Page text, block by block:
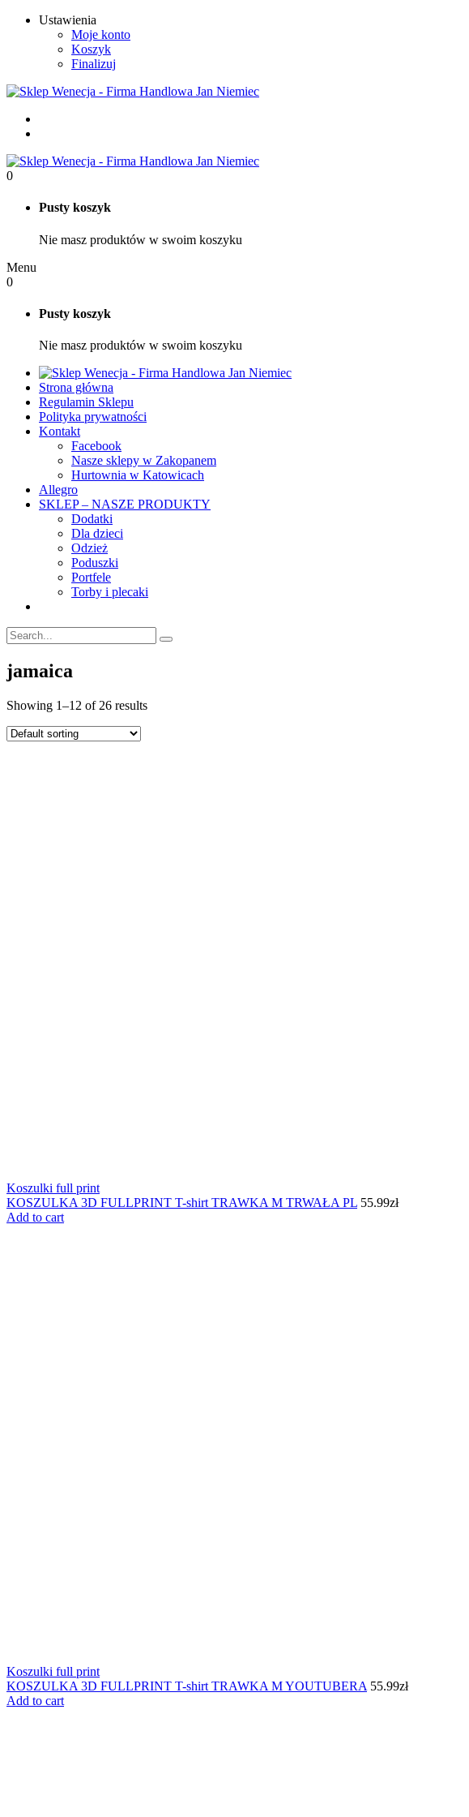
Ustawienia
Moje konto
Koszyk
Finalizuj
0
Pusty koszyk
Nie masz produktów w swoim koszyku
Menu
0
Pusty koszyk
Nie masz produktów w swoim koszyku
Strona główna
Regulamin Sklepu
Polityka prywatności
Kontakt
Facebook
Nasze sklepy w Zakopanem
Hurtownia w Katowicach
Allegro
SKLEP – NASZE PRODUKTY
Dodatki
Dla dzieci
Odzież
Poduszki
Portfele
Torby i plecaki
jamaica
Showing 1–12 of 26 results
Koszulki full print
KOSZULKA 3D FULLPRINT T-shirt TRAWKA M TRWAŁA PL 55.99zł
Add to cart
Koszulki full print
KOSZULKA 3D FULLPRINT T-shirt TRAWKA M YOUTUBERA 55.99zł
Add to cart